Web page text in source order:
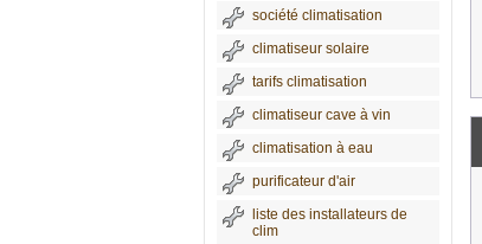
société climatisation
climatiseur solaire
tarifs climatisation
climatiseur cave à vin
climatisation à eau
purificateur d'air
liste des installateurs de
clim